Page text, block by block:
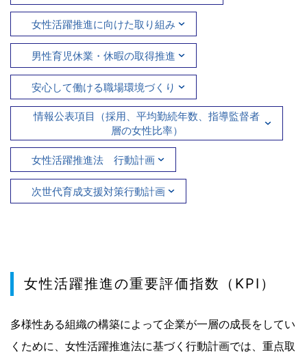
女性活躍推進に向けた取り組み
男性育児休業・休暇の取得推進
安心して働ける職場環境づくり
情報公表項目（採用、平均勤続年数、指導監督者
層の女性比率）
女性活躍推進法 行動計画
次世代育成支援対策行動計画
女性活躍推進の重要評価指数（KPI）
多様性ある組織の構築によって企業が一層の成長をしてい
くために、女性活躍推進法に基づく行動計画では、重点取